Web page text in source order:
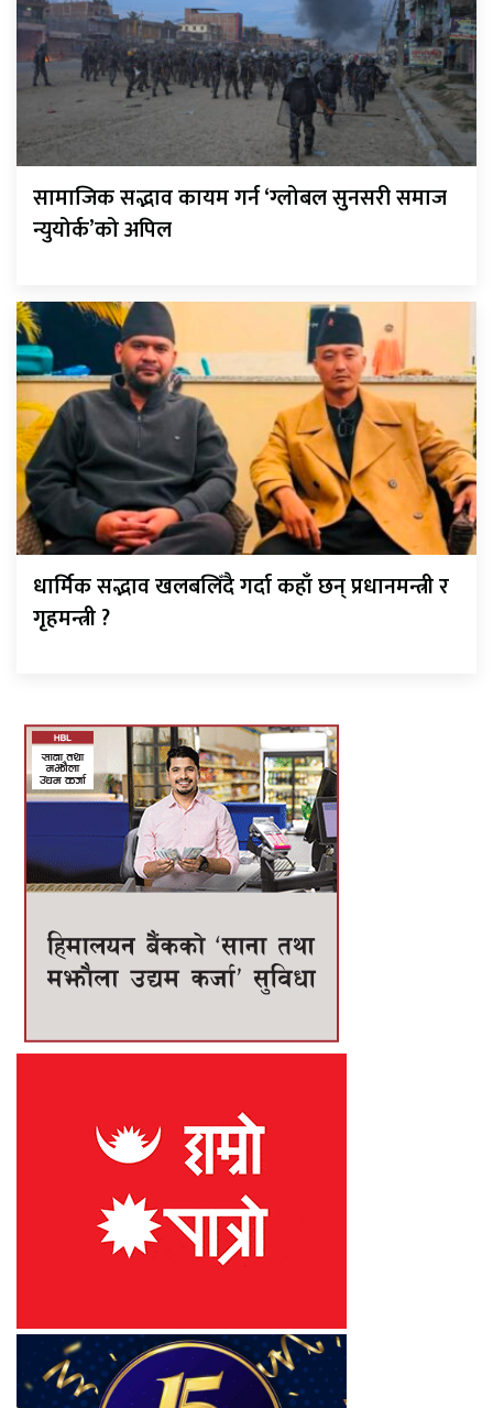
सामाजिक सद्भाव कायम गर्न ‘ग्लोबल सुनसरी समाज
न्युयोर्क’को अपिल
धार्मिक सद्भाव खलबलिँदै गर्दा कहाँ छन् प्रधानमन्त्री र
गृहमन्त्री ?